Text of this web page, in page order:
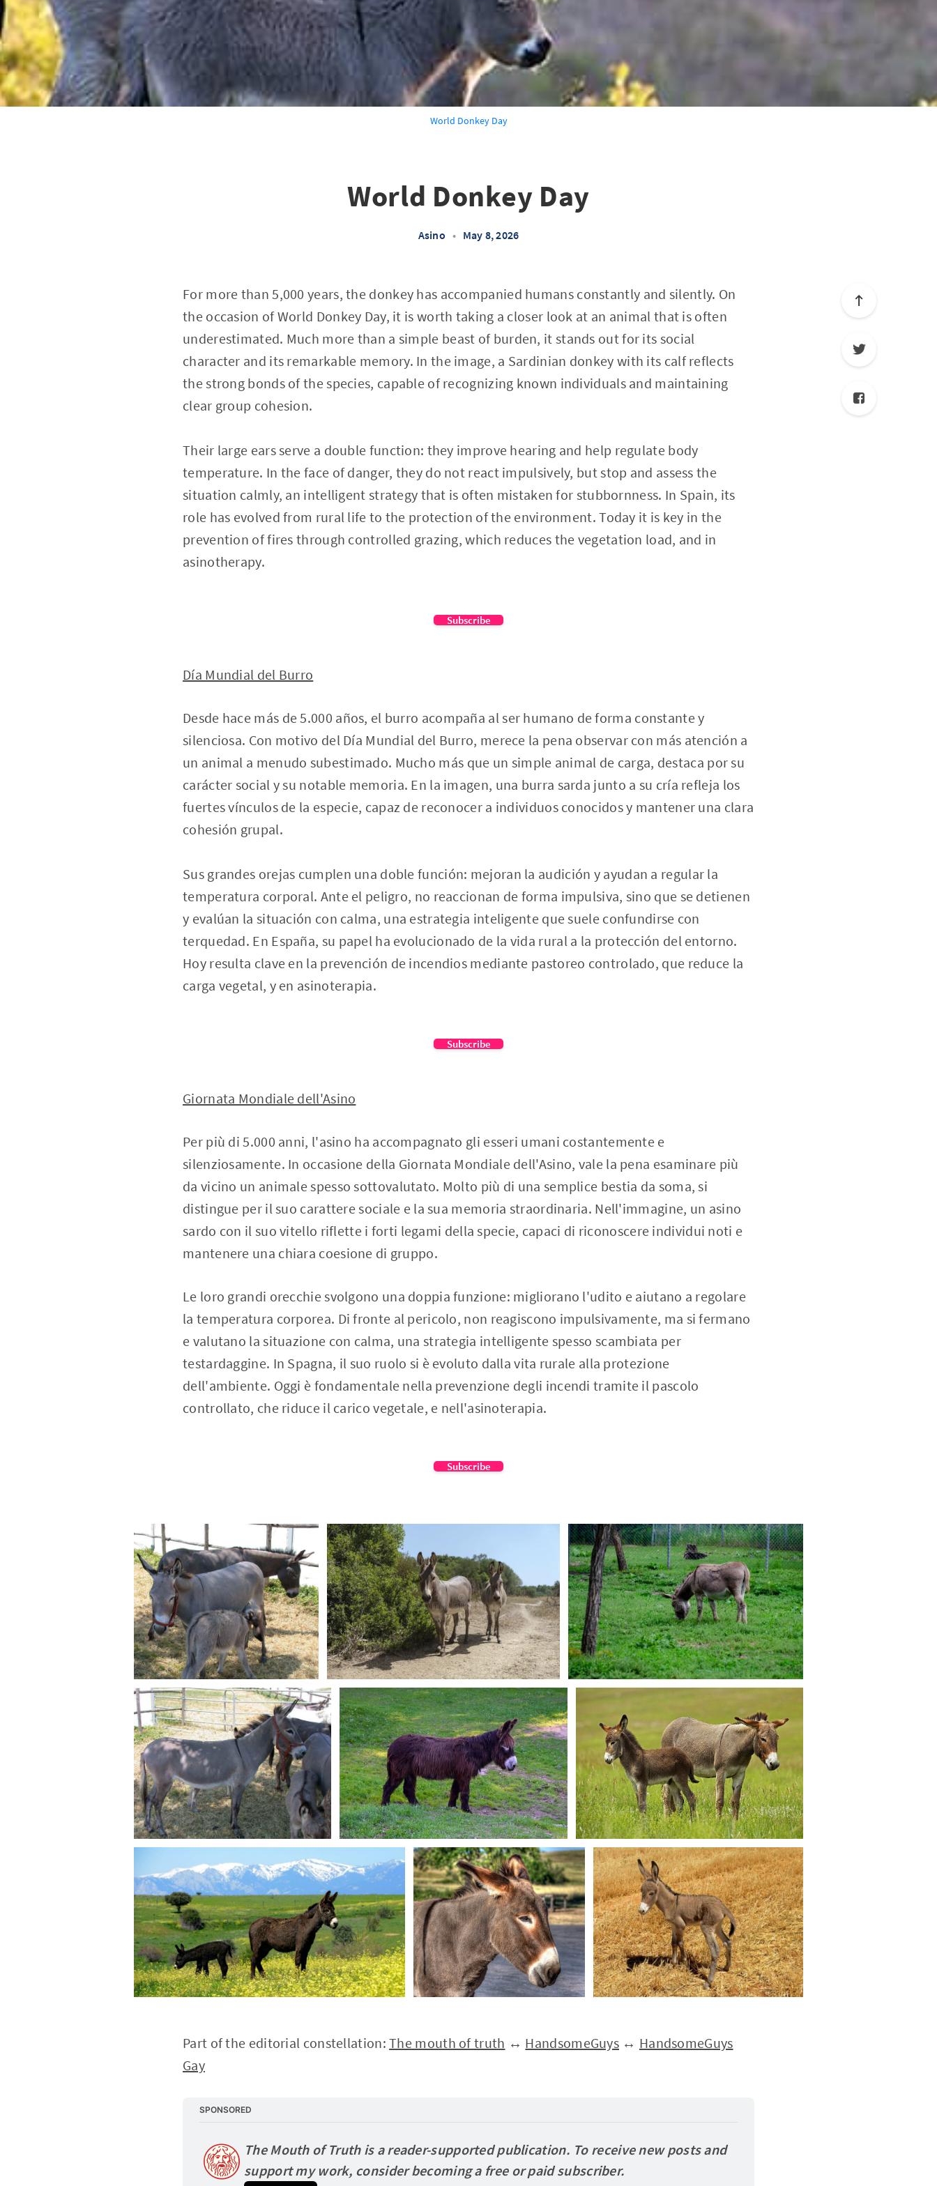
World Donkey Day
World Donkey Day
Asino • May 8, 2026
For more than 5,000 years, the donkey has accompanied humans constantly and silently. On
the occasion of World Donkey Day, it is worth taking a closer look at an animal that is often
underestimated. Much more than a simple beast of burden, it stands out for its social
character and its remarkable memory. In the image, a Sardinian donkey with its calf reflects
the strong bonds of the species, capable of recognizing known individuals and maintaining
clear group cohesion.
Their large ears serve a double function: they improve hearing and help regulate body
temperature. In the face of danger, they do not react impulsively, but stop and assess the
situation calmly, an intelligent strategy that is often mistaken for stubbornness. In Spain, its
role has evolved from rural life to the protection of the environment. Today it is key in the
prevention of fires through controlled grazing, which reduces the vegetation load, and in
asinotherapy.
Subscribe
Día Mundial del Burro
Desde hace más de 5.000 años, el burro acompaña al ser humano de forma constante y
silenciosa. Con motivo del Día Mundial del Burro, merece la pena observar con más atención a
un animal a menudo subestimado. Mucho más que un simple animal de carga, destaca por su
carácter social y su notable memoria. En la imagen, una burra sarda junto a su cría refleja los
fuertes vínculos de la especie, capaz de reconocer a individuos conocidos y mantener una clara
cohesión grupal.
Sus grandes orejas cumplen una doble función: mejoran la audición y ayudan a regular la
temperatura corporal. Ante el peligro, no reaccionan de forma impulsiva, sino que se detienen
y evalúan la situación con calma, una estrategia inteligente que suele confundirse con
terquedad. En España, su papel ha evolucionado de la vida rural a la protección del entorno.
Hoy resulta clave en la prevención de incendios mediante pastoreo controlado, que reduce la
carga vegetal, y en asinoterapia.
Subscribe
Giornata Mondiale dell'Asino
Per più di 5.000 anni, l'asino ha accompagnato gli esseri umani costantemente e
silenziosamente. In occasione della Giornata Mondiale dell'Asino, vale la pena esaminare più
da vicino un animale spesso sottovalutato. Molto più di una semplice bestia da soma, si
distingue per il suo carattere sociale e la sua memoria straordinaria. Nell'immagine, un asino
sardo con il suo vitello riflette i forti legami della specie, capaci di riconoscere individui noti e
mantenere una chiara coesione di gruppo.
Le loro grandi orecchie svolgono una doppia funzione: migliorano l'udito e aiutano a regolare
la temperatura corporea. Di fronte al pericolo, non reagiscono impulsivamente, ma si fermano
e valutano la situazione con calma, una strategia intelligente spesso scambiata per
testardaggine. In Spagna, il suo ruolo si è evoluto dalla vita rurale alla protezione
dell'ambiente. Oggi è fondamentale nella prevenzione degli incendi tramite il pascolo
controllato, che riduce il carico vegetale, e nell'asinoterapia.
Subscribe
Part of the editorial constellation:The mouth of truth ↔ HandsomeGuys ↔ HandsomeGuys
Gay
SPONSORED
The Mouth of Truth is a reader-supported publication. To receive new posts and
support my work, consider becoming a free or paid subscriber.